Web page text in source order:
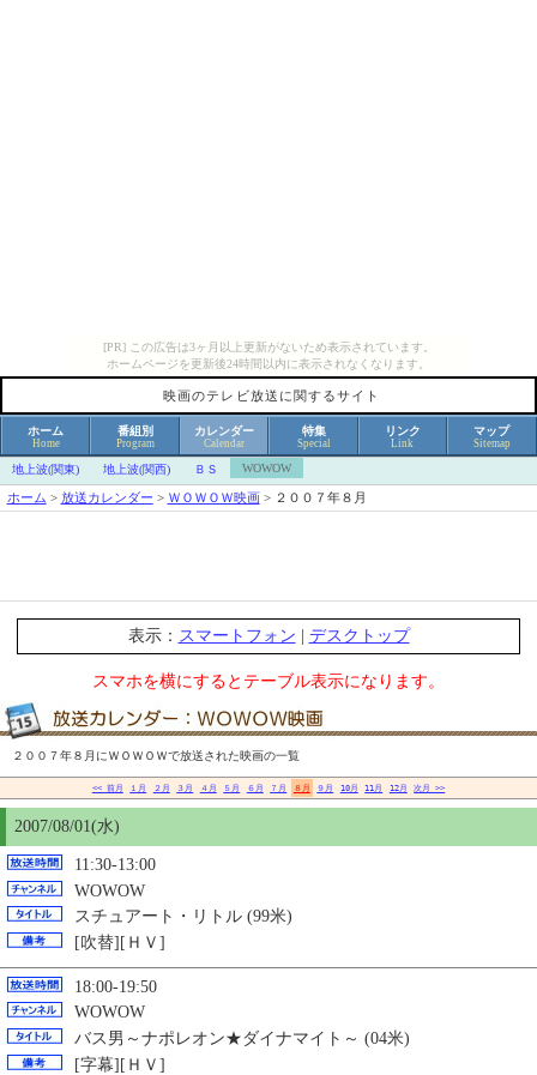
[PR] この広告は3ヶ月以上更新がないため表示されています。
ホームページを更新後24時間以内に表示されなくなります。
映画のテレビ放送に関するサイト
ホーム
Home
番組別
Program
カレンダー
Calendar
特集
Special
リンク
Link
マップ
Sitemap
地上波(関東) 地上波(関西) ＢＳ WOWOW
ホーム > 放送カレンダー > ＷＯＷＯＷ映画> ２００７年８月
表示： スマートフォン デスクトップ
スマホを横にするとテーブル表示になります。
２００７年８月にＷＯＷＯＷで放送された映画の一覧
<< 前月 １月 ２月 ３月 ４月 ５月 ６月 ７月 ８月 ９月 10月 11月 12月 次月 >>
2007/08/01(水)
11:30-13:00
WOWOW
スチュアート・リトル (99米)
[吹替][ＨＶ]
18:00-19:50
WOWOW
バス男～ナポレオン★ダイナマイト～ (04米)
[字幕][ＨＶ]